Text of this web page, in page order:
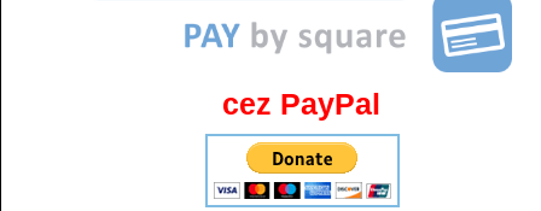
cez PayPal